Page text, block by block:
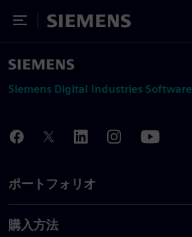
Toggle Menu
Siemens
Siemens Digital Industries Software
ポートフォリオ
購入方法